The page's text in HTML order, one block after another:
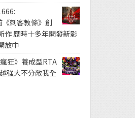
刺客教條》創
作 歷時十多年開發新影
放中
狂》養成型RTA
強大不分敵我全